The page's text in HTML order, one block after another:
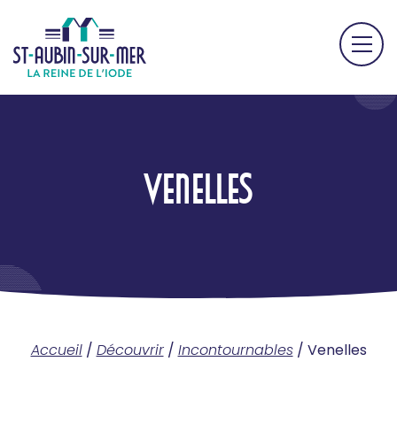
VENELLES
Accueil/ Découvrir/ Incontournables/ Venelles